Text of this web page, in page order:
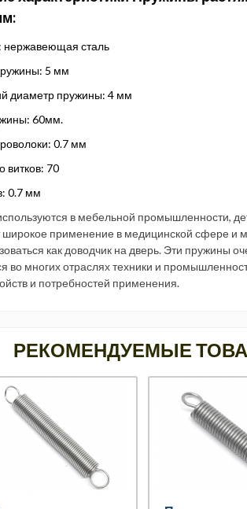
нержавеющая сталь
5 мм
диаметр пружины: 4 мм
60мм.
0.7 мм
витков: 70
0.7 мм
в мебельной промышленности,
широкое применение в медицинской сфере и
как доводчик на дверь. Эти пружины
во многих отраслях техники и
и потребностей применения.
РЕКОМЕНДУЕМЫЕ